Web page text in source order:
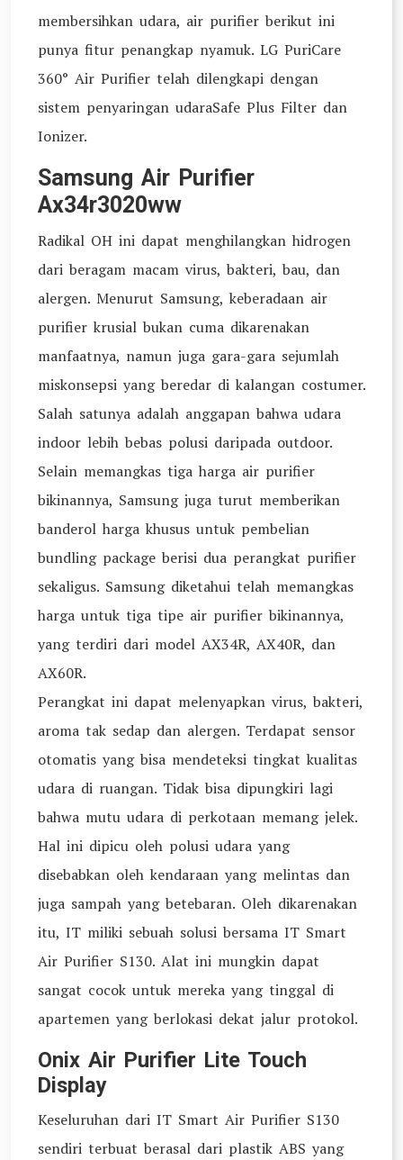
membersihkan udara, air purifier berikut ini
punya fitur penangkap nyamuk. LG PuriCare
360° Air Purifier telah dilengkapi dengan
sistem penyaringan udaraSafe Plus Filter dan
Ionizer.
Samsung Air Purifier
Ax34r3020ww
Radikal OH ini dapat menghilangkan hidrogen
dari beragam macam virus, bakteri, bau, dan
alergen. Menurut Samsung, keberadaan air
purifier krusial bukan cuma dikarenakan
manfaatnya, namun juga gara-gara sejumlah
miskonsepsi yang beredar di kalangan costumer.
Salah satunya adalah anggapan bahwa udara
indoor lebih bebas polusi daripada outdoor.
Selain memangkas tiga harga air purifier
bikinannya, Samsung juga turut memberikan
banderol harga khusus untuk pembelian
bundling package berisi dua perangkat purifier
sekaligus. Samsung diketahui telah memangkas
harga untuk tiga tipe air purifier bikinannya,
yang terdiri dari model AX34R, AX40R, dan
AX60R.
Perangkat ini dapat melenyapkan virus, bakteri,
aroma tak sedap dan alergen. Terdapat sensor
otomatis yang bisa mendeteksi tingkat kualitas
udara di ruangan. Tidak bisa dipungkiri lagi
bahwa mutu udara di perkotaan memang jelek.
Hal ini dipicu oleh polusi udara yang
disebabkan oleh kendaraan yang melintas dan
juga sampah yang betebaran. Oleh dikarenakan
itu, IT miliki sebuah solusi bersama IT Smart
Air Purifier S130. Alat ini mungkin dapat
sangat cocok untuk mereka yang tinggal di
apartemen yang berlokasi dekat jalur protokol.
Onix Air Purifier Lite Touch
Display
Keseluruhan dari IT Smart Air Purifier S130
sendiri terbuat berasal dari plastik ABS yang